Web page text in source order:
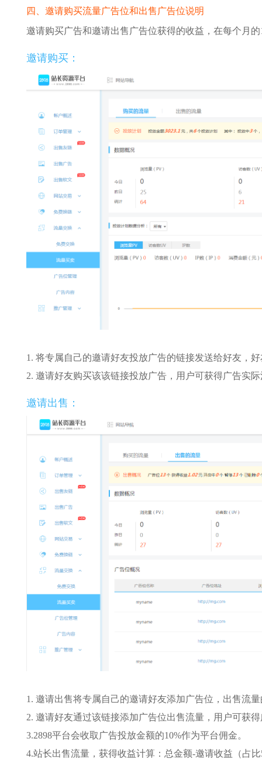
四、邀请购买流量广告位和出售广告位说明
邀请购买广告和邀请出售广告位获得的收益，在每个月
邀请购买：
1. 将专属自己的邀请好友投放广告的链接发送给好友，
2. 邀请好友购买该该链接投放广告，用户可获得广告实
邀请出售：
1. 邀请出售将专属自己的邀请好友添加广告位，出售流
2. 邀请好友通过该链接添加广告位出售流量，用户可获
3.2898平台会收取广告投放金额的10%作为平台佣金。
4.站长出售流量，获得收益计算：总金额-邀请收益（占